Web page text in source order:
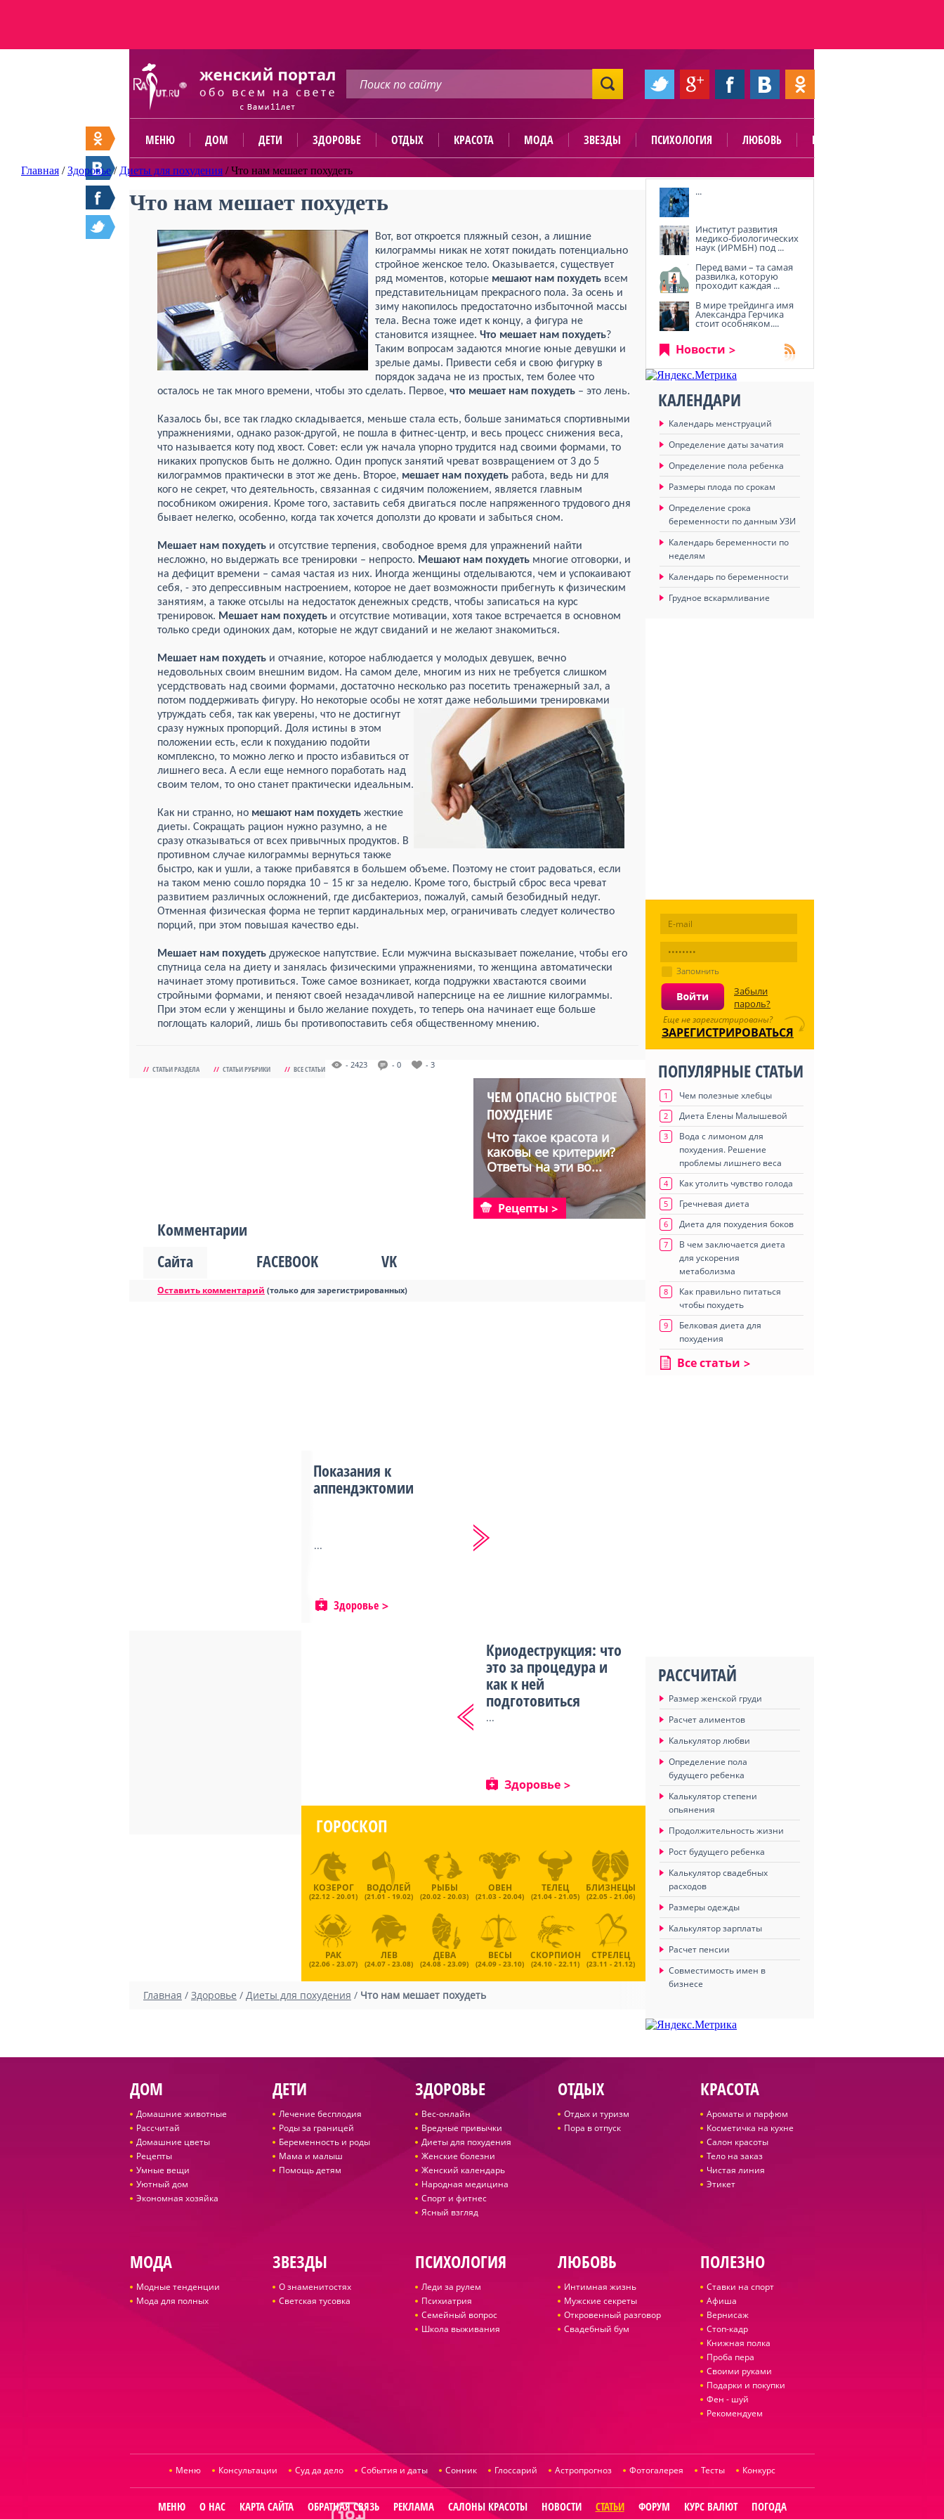
МЕНЮ ДОМ ДЕТИ ЗДОРОВЬЕ ОТДЫХ КРАСОТА МОДА ЗВЕЗДЫ ПСИХОЛОГИЯ ЛЮБОВЬ ПОЛЕЗНО
Главная /Здоровье/ Диеты для похудения /Что нам мешает похудеть
Что нам мешает похудеть
Вот, вот откроется пляжный сезон, а лишние
килограммы никак не хотят покидать потенциально
стройное женское тело. Оказывается, существует
ряд моментов, которые мешают нам похудеть всем
представительницам прекрасного пола. За осень и
зиму накопилось предостаточно избыточной массы
тела. Весна тоже идет к концу, а фигура не
становится изящнее. Что мешает нам похудеть?
Таким вопросам задаются многие юные девушки и
зрелые дамы. Привести себя и свою фигурку в
порядок задача не из простых, тем более что
осталось не так много времени, чтобы это сделать. Первое, что мешает нам похудеть – это лень.
Казалось бы, все так гладко складывается, меньше стала есть, больше заниматься спортивными
упражнениями, однако разок-другой, не пошла в фитнес-центр, и весь процесс снижения веса,
что называется коту под хвост. Совет: если уж начала упорно трудится над своими формами, то
никаких пропусков быть не должно. Один пропуск занятий чреват возвращением от 3 до 5
килограммов практически в этот же день. Второе, мешает нам похудеть работа, ведь ни для
кого не секрет, что деятельность, связанная с сидячим положением, является главным
пособником ожирения. Кроме того, заставить себя двигаться после напряженного трудового дня
бывает нелегко, особенно, когда так хочется доползти до кровати и забыться сном.
Мешает нам похудеть и отсутствие терпения, свободное время для упражнений найти
несложно, но выдержать все тренировки – непросто. Мешают нам похудеть многие отговорки, и
на дефицит времени – самая частая из них. Иногда женщины отделываются, чем и успокаивают
себя, - это депрессивным настроением, которое не дает возможности прибегнуть к физическим
занятиям, а также отсылы на недостаток денежных средств, чтобы записаться на курс
тренировок. Мешает нам похудеть и отсутствие мотивации, хотя такое встречается в основном
только среди одиноких дам, которые не ждут свиданий и не желают знакомиться.
Мешает нам похудеть и отчаяние, которое наблюдается у молодых девушек, вечно
недовольных своим внешним видом. На самом деле, многим из них не требуется слишком
усердствовать над своими формами, достаточно несколько раз посетить тренажерный зал, а
потом поддерживать фигуру. Но некоторые особы не хотят даже небольшими тренировками
утруждать себя, так как уверены, что не достигнут
сразу нужных пропорций. Доля истины в этом
положении есть, если к похуданию подойти
комплексно, то можно легко и просто избавиться от
лишнего веса. А если еще немного поработать над
своим телом, то оно станет практически идеальным.
Как ни странно, но мешают нам похудеть жесткие
диеты. Сокращать рацион нужно разумно, а не
сразу отказываться от всех привычных продуктов. В
противном случае килограммы вернуться также
быстро, как и ушли, а также прибавятся в большем объеме. Поэтому не стоит радоваться, если
на таком меню сошло порядка 10 – 15 кг за неделю. Кроме того, быстрый сброс веса чреват
развитием различных осложнений, где дисбактериоз, пожалуй, самый безобидный недуг.
Отменная физическая форма не терпит кардинальных мер, ограничивать следует количество
порций, при этом повышая качество еды.
Мешает нам похудеть дружеское напутствие. Если мужчина высказывает пожелание, чтобы его
спутница села на диету и занялась физическими упражнениями, то женщина автоматически
начинает этому противиться. Тоже самое возникает, когда подружки хвастаются своими
стройными формами, и пеняют своей незадачливой наперснице на ее лишние килограммы.
При этом если у женщины и было желание похудеть, то теперь она начинает еще больше
поглощать калорий, лишь бы противопоставить себя общественному мнению.
// СТАТЬИ РАЗДЕЛА // СТАТЬИ РУБРИКИ // ВСЕ СТАТЬИ - 2423 - 0 - 3
ЧЕМ ОПАСНО БЫСТРОЕ
ПОХУДЕНИЕ
Что такое красота и
каковы ее критерии?
Ответы на эти во...
Рецепты
Комментарии
Сайта
FACEBOOK VK
Оставить комментарий (только для зарегистрированных)
Показания к
аппендэктомии
...
Здоровье
Криодеструкция: что
это за процедура и
как к ней
подготовиться
...
Здоровье
ГОРОСКОП
КОЗЕРОГ
(22.12 - 20.01)
ВОДОЛЕЙ
(21.01 - 19.02)
РЫБЫ
(20.02 - 20.03)
ОВЕН
(21.03 - 20.04)
ТЕЛЕЦ
(21.04 - 21.05)
БЛИЗНЕЦЫ
(22.05 - 21.06)
РАК
(22.06 - 23.07)
ЛЕВ
(24.07 - 23.08)
ДЕВА
(24.08 - 23.09)
ВЕСЫ
(24.09 - 23.10)
СКОРПИОН
(24.10 - 22.11)
СТРЕЛЕЦ
(23.11 - 21.12)
Главная / Здоровье / Диеты для похудения / Что нам мешает похудеть
...
Институт развития
медико-биологических
наук (ИРМБН) под ...
Перед вами – та самая
развилка, которую
проходит каждая ...
В мире трейдинга имя
Александра Герчика
стоит особняком....
Новости
КАЛЕНДАРИ
Календарь менструаций
Определение даты зачатия
Определение пола ребенка
Размеры плода по срокам
Определение срока
беременности по данным УЗИ
Календарь беременности по
неделям
Календарь по беременности
Грудное вскармливание
Запомнить
Забыли
пароль?
Еще не зарегистрированы?
ЗАРЕГИСТРИРОВАТЬСЯ
ПОПУЛЯРНЫЕ СТАТЬИ
1 Чем полезные хлебцы
2 Диета Елены Малышевой
3
Вода с лимоном для
похудения. Решение
проблемы лишнего веса
4 Как утолить чувство голода
5 Гречневая диета
6 Диета для похудения боков
7
В чем заключается диета
для ускорения
метаболизма
8
Как правильно питаться
чтобы похудеть
9
Белковая диета для
похудения
Все статьи
РАССЧИТАЙ
Размер женской груди
Расчет алиментов
Калькулятор любви
Определение пола
будущего ребенка
Калькулятор степени
опьянения
Продолжительность жизни
Рост будущего ребенка
Калькулятор свадебных
расходов
Размеры одежды
Калькулятор зарплаты
Расчет пенсии
Совместимость имен в
бизнесе
ДОМ
Домашние животные
Рассчитай
Домашние цветы
Рецепты
Умные вещи
Уютный дом
Экономная хозяйка
ДЕТИ
Лечение бесплодия
Роды за границей
Беременность и роды
Мама и малыш
Помощь детям
ЗДОРОВЬЕ
Вес-онлайн
Вредные привычки
Диеты для похудения
Женские болезни
Женский календарь
Народная медицина
Спорт и фитнес
Ясный взгляд
ОТДЫХ
Отдых и туризм
Пора в отпуск
КРАСОТА
Ароматы и парфюм
Косметичка на кухне
Салон красоты
Тело на заказ
Чистая линия
Этикет
МОДА
Модные тенденции
Мода для полных
ЗВЕЗДЫ
О знаменитостях
Светская тусовка
ПСИХОЛОГИЯ
Леди за рулем
Психиатрия
Семейный вопрос
Школа выживания
ЛЮБОВЬ
Интимная жизнь
Мужские секреты
Откровенный разговор
Свадебный бум
ПОЛЕЗНО
Ставки на спорт
Афиша
Вернисаж
Стоп-кадр
Книжная полка
Проба пера
Своими руками
Подарки и покупки
Фен - шуй
Рекомендуем
Меню Консультации Суд да дело События и даты Сонник Глоссарий Астропрогноз Фотогалерея Тесты Конкурс
МЕНЮ О НАС КАРТА САЙТА ОБРАТНАЯ СВЯЗЬ РЕКЛАМА САЛОНЫ КРАСОТЫ НОВОСТИ СТАТЬИ ФОРУМ КУРС ВАЛЮТ ПОГОДА